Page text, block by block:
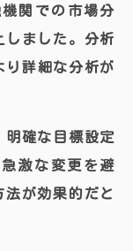
関での市場分
しました。分析
り詳細な分析が
明確な目標設定
激な変更を避
が効果的だと